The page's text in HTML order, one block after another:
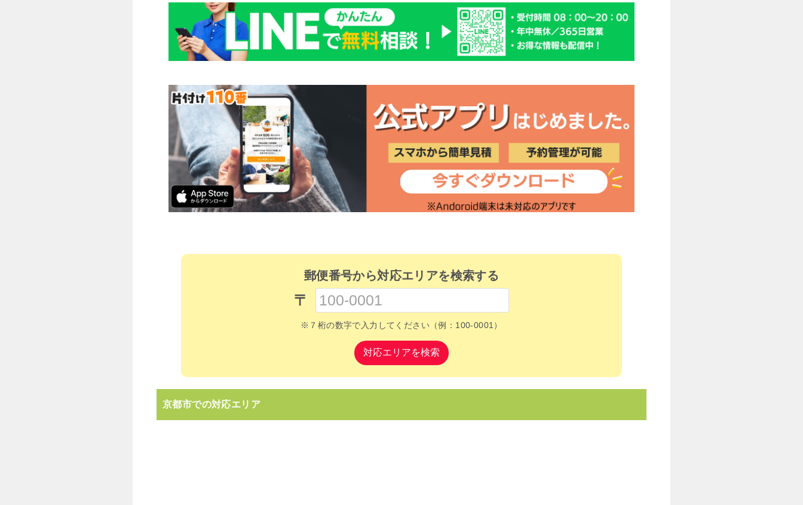
郵便番号から対応エリアを検索する
〒
※７桁の数字で入力してください（例：100-0001）
対応エリアを検索
京都市での対応エリア